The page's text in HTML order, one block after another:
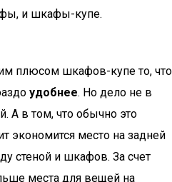
и шкафы-купе.
плюсом шкафов-купе то, что
удобнее. Но дело не в
А в том, что обычно это
экономится место на задней
стеной и шкафов. За счет
места для вещей на